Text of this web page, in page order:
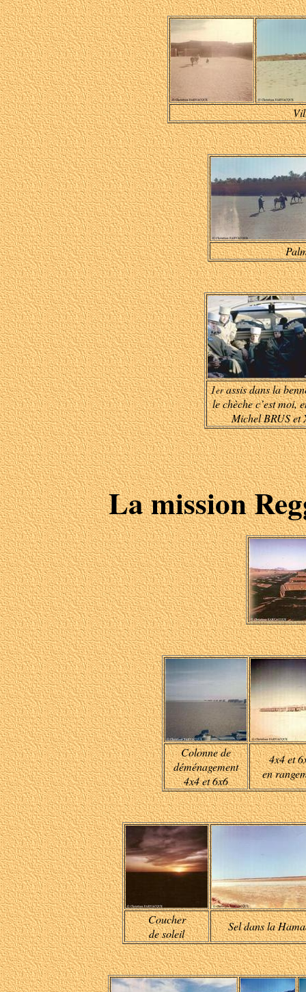
1erassis dans la
le chèche c’est moi,
Michel BRUS et
La mission
Colonne de
déménagement
4x4 et 6x6
4x4 et
en
Coucher
de soleil
Sel dans la